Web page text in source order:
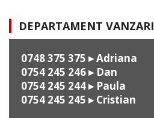
DEPARTAMENT VANZARI
0748 375 375 ▸ Adriana
0754 245 246▸ Dan
0754 245 244▸ Paula
0754 245 245 ▸ Cristian